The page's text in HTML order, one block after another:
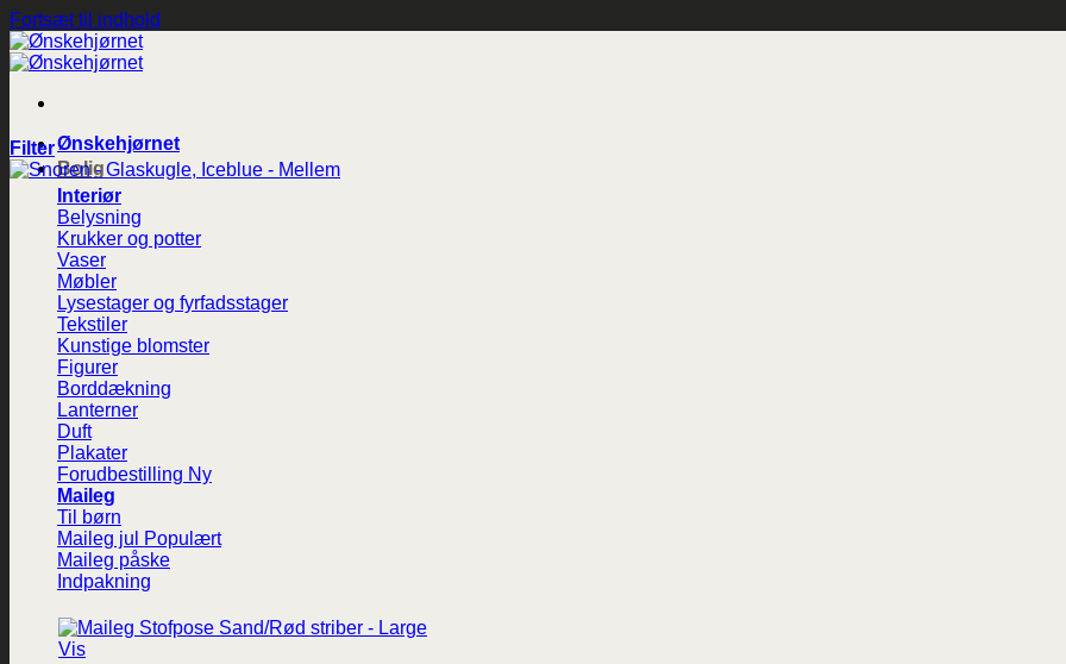
Fortsæt til indhold
Ønskehjørnet
Bolig
Interiør
Belysning
Krukker og potter
Vaser
Møbler
Lysestager og fyrfadsstager
Tekstiler
Kunstige blomster
Figurer
Borddækning
Lanterner
Duft
Plakater
Forudbestilling
Maileg
Til børn
Maileg jul
Maileg påske
Indpakning
Vis
Filter